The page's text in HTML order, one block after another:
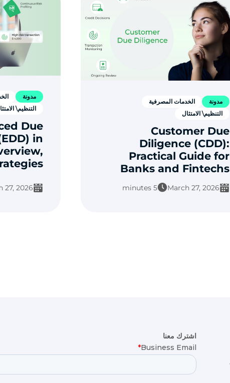
مدونة
الخدمات المصرفية
التنظيم\ الامتثال
Customer Due
Diligence (CDD):
Practical Guide for
Banks and Fintechs
March 27, 2026
5 minutes
مدونة
التنظيم\
Due
in
27, 2026
اشترك معنا